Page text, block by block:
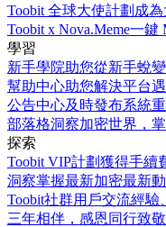
Toobit 全球大使計劃 成
Toobit x Nova.Meme一鍵
學習
新手學院助您從新手蛻
幫助中心助您解決平台
公告中心及時發布系統
部落格洞察加密世界，
探索
Toobit VIP計劃獲得手續
洞察掌握最新加密最新
Toobit社群用戶交流經驗
三年相伴，感恩同行致